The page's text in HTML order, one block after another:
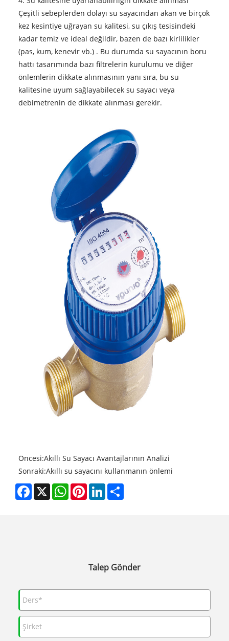
Çeşitli sebeplerden dolayı su sayacından akan ve birçok
kez kesintiye uğrayan su kalitesi, su çıkış tesisindeki
kadar temiz ve ideal değildir, bazen de bazı kirlilikler
(pas, kum, kenevir vb.) . Bu durumda su sayacının boru
hattı tasarımında bazı filtrelerin kurulumu ve diğer
önlemlerin dikkate alınmasının yanı sıra, bu su
kalitesine uyum sağlayabilecek su sayacı veya
debimetrenin de dikkate alınması gerekir.
Öncesi:Akıllı Su Sayacı Avantajlarının Analizi
Sonraki:Akıllı su sayacını kullanmanın önlemi
Facebook
X WhatsAppPinterestLinkedInShare
Talep Gönder